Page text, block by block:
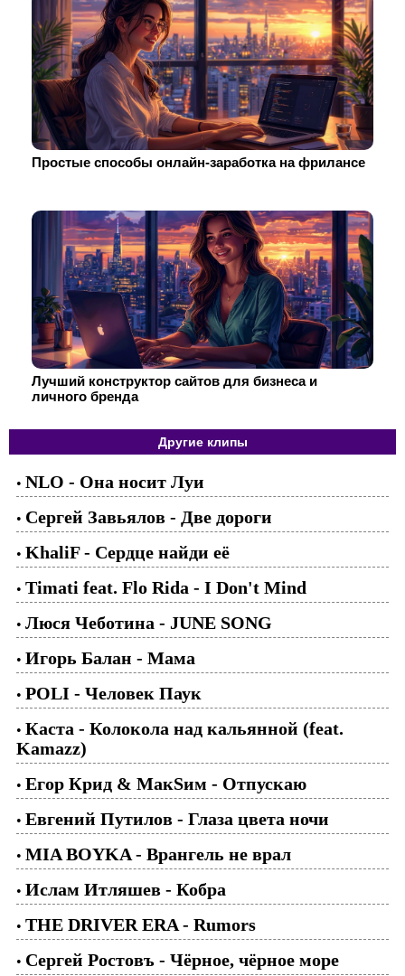
Простые способы онлайн-заработка на фрилансе
Лучший конструктор сайтов для бизнеса и
личного бренда
Другие клипы
• NLO - Она носит Луи
• Сергей Завьялов - Две дороги
• KhaliF - Сердце найди её
• Timati feat. Flo Rida - I Don't Mind
• Люся Чеботина - JUNE SONG
• Игорь Балан - Мама
• POLI - Человек Паук
• Каста - Колокола над кальянной (feat.
Kamazz)
• Егор Крид & МакSим - Отпускаю
• Евгений Путилов - Глаза цвета ночи
• MIA BOYKA - Врангель не врал
• Ислам Итляшев - Кобра
• THE DRIVER ERA - Rumors
• Сергей Ростовъ - Чёрное, чёрное море